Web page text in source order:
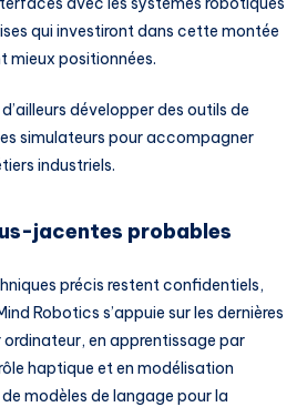
qui investiront dans cette montée
mieux positionnées.
développer des outils de
simulateurs pour accompagner
industriels.
jacentes probables
précis restent confidentiels,
Robotics s’appuie sur les dernières
en apprentissage par
haptique et en modélisation
modèles de langage pour la